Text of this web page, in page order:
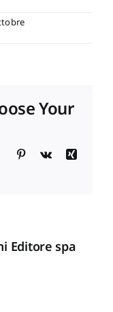
Your
Tumblr Pinterest
Vk
Xing
Editore spa